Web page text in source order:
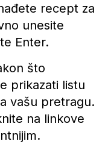
recept za
unesite
Enter.
što
prikazati listu
vašu pretragu.
na linkove